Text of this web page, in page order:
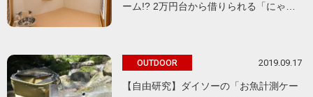
ーム!? 2万円台から借りられる「にゃ…
OUTDOOR 2019.09.17
【自由研究】ダイソーの「お魚計測ケー